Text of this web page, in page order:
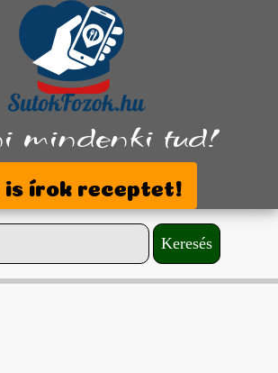
mindenki tud!
is írok receptet!